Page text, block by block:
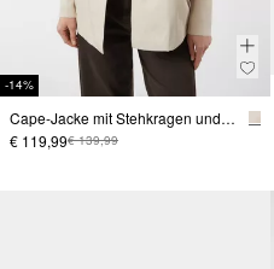
-14%
Cape-Jacke mit Stehkragen und Rippbündchen
€ 119,99€ 139,99